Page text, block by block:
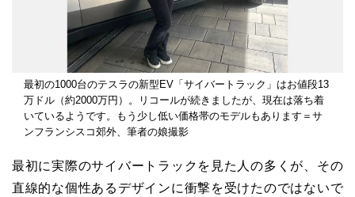
最初の1000台のテスラの新型EV「サイバートラック」はお値段13
万ドル（約2000万円）。リコールが続きましたが、現在は落ち着
いているようです。もう少し低い価格帯のモデルもあります＝サ
ンフランシスコ郊外、筆者の娘撮影
最初に実際のサイバートラックを見た人の多くが、その
直線的な個性あるデザインに衝撃を受けたのではないで